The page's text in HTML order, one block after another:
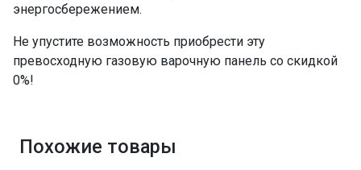
энергосбережением.
Не упустите возможность приобрести эту
превосходную газовую варочную панель со скидкой
0%!
Похожие товары